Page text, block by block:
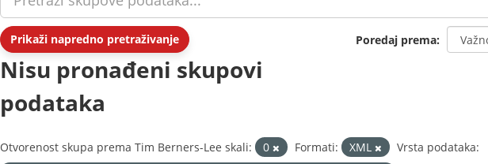
Prikaži napredno pretraživanje Poredaj prema
Nisu pronađeni skupovi
podataka
Otvorenost skupa prema Tim Berners-Lee skali: 0 Formati: XML
Vrsta podataka: